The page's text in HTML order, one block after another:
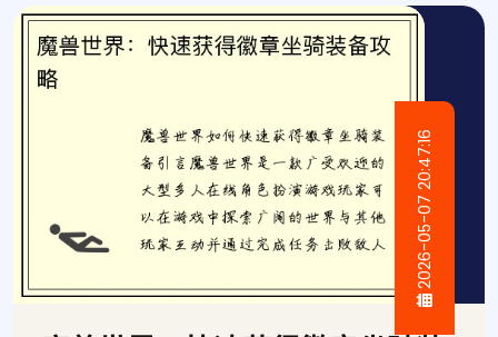
2026-05-07 20:47:16